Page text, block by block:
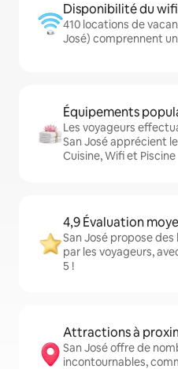
Disponibilité du wifi
410 locations de
José) comprennent
Équipements
Les voyageurs
San José apprécient
Cuisine, Wifi et Piscine
4,9 Évaluation
San José propose
par les voyageurs,
5 !
Attractions à
San José offre de
incontournables,